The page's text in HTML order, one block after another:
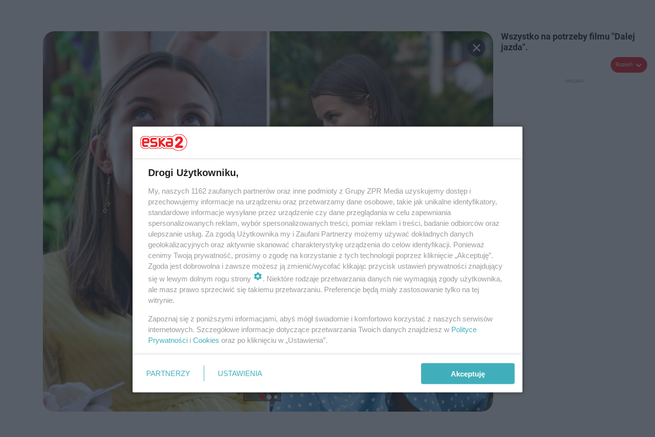
Wszystko na potrzeby filmu "Dalej
jazda".
Rozwiń
Drogi Użytkowniku,
My, naszych 1162 zaufanych partnerów oraz inne podmioty z Grupy ZPR Media uzyskujemy dostęp i
przechowujemy informacje na urządzeniu oraz przetwarzamy dane osobowe, takie jak unikalne identyfikatory,
standardowe informacje wysyłane przez urządzenie czy dane przeglądania w celu zapewniania
spersonalizowanych reklam, wybór spersonalizowanych treści, pomiar reklam i treści, badanie odbiorców oraz
ulepszanie usług. Za zgodą Użytkownika my i Zaufani Partnerzy możemy używać dokładnych danych
geolokalizacyjnych oraz aktywnie skanować charakterystykę urządzenia do celów identyfikacji. Ponieważ
cenimy Twoją prywatność, prosimy o zgodę na korzystanie z tych technologii poprzez kliknięcie „Akceptuję”.
Zgoda jest dobrowolna i zawsze możesz ją zmienić/wycofać klikając przycisk ustawień prywatności znajdujący
się w lewym dolnym rogu strony
. Niektóre rodzaje przetwarzania danych nie wymagają zgody użytkownika,
ale masz prawo sprzeciwić się takiemu przetwarzaniu. Preferencje będą miały zastosowanie tylko na tej
witrynie.
Zapoznaj się z poniższymi informacjami, abyś mógł świadomie i komfortowo korzystać z naszych serwisów
internetowych. Szczegółowe informacje dotyczące przetwarzania Twoich danych znajdziesz w Polityce
Prywatności i Cookies oraz po kliknięciu w „Ustawienia”.
PARTNERZY USTAWIENIA Akceptuję